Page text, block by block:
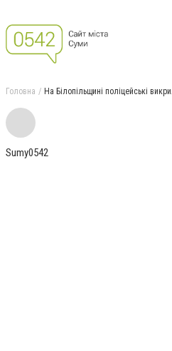
Головна На Білопільщині поліцейські
Sumy0542